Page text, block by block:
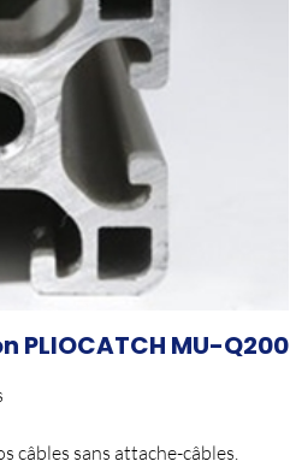
MU-Q200
câbles sans attache-câbles.